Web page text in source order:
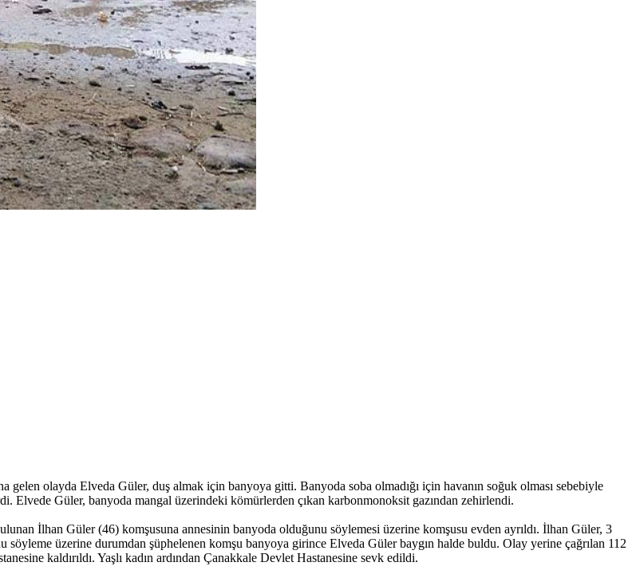
gelen olayda Elveda Güler, duş almak için banyoya gitti. Banyoda soba olmadığı için havanın soğuk olması sebebiyle
Elvede Güler, banyoda mangal üzerindeki kömürlerden çıkan karbonmonoksit gazından zehirlendi.
İlhan Güler (46) komşusuna annesinin banyoda olduğunu söylemesi üzerine komşusu evden ayrıldı. İlhan Güler, 3
üzerine durumdan şüphelenen komşu banyoya girince Elveda Güler baygın halde buldu. Olay yerine çağrılan 112
kaldırıldı. Yaşlı kadın ardından Çanakkale Devlet Hastanesine sevk edildi.